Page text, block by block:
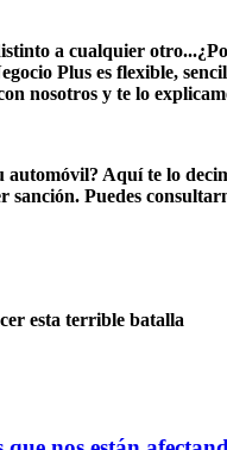
a cualquier
Plus es flexible,
nosotros y te lo
automóvil? Aquí te lo
sanción. Puedes
esta terrible batalla